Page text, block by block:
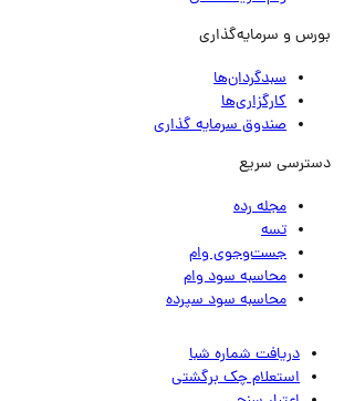
و سرمایه‌گذاری
سبدگردان‌ها
کارگزاری‌ها
صندوق سرمایه گذاری
سریع
مجله رده
تسه
جست‌وجوی وام
محاسبه سود وام
محاسبه سود سپرده
دریافت شماره شبا
استعلام چک برگشتی